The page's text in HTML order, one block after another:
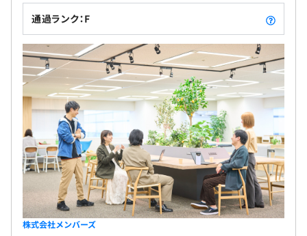
通過ランク：F
株式会社メンバーズ